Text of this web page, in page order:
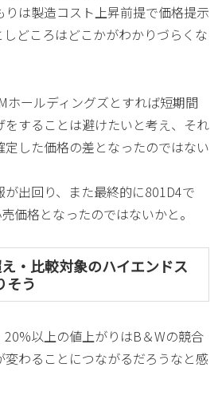
は製造コスト上昇前提で価格提示
どころはどこかがわかりづらくな
ホールディングズとすれば短期間
をすることは避けたいと考え、それ
した価格の差となったのではない
出回り、また最終的に801D4で
価格となったのではないかと。
・比較対象のハイエンドス
そう
以上の値上がりはB＆Wの競合
変わることにつながるだろうなと感